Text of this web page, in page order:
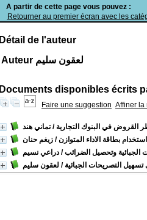
A partir de cette page vous pouvez :
Retourner au premier écran avec les
Détail de l'auteur
Auteur لعقون سليم
Documents disponibles écrits
Faire une suggestion Affiner la
القروض في البنوك التجارية / تماني هند
بطاقة الاداء المتوازن/ زيغم حنان
الجبائية وتحصيل الضرائب/ دراعي نسيم
تسهيل التصريحات الجبائية / لعقون سليم